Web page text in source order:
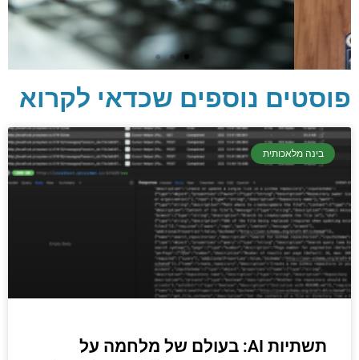
יסודות בתכנות
קריפטוגרפיה, ביצועים, אבטחת מידע ומידע
יסודי וחשוב שגם מתכנתים מנוסים לא תמיד
יודעים.
הכנסו עכשיו
פוסטים נוספים שכדאי לקרוא
בינה מלאכותית
תשתיות AI: בעולם של מלחמה על